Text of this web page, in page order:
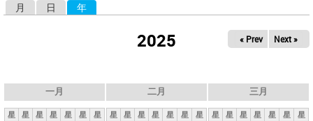
月 日 年
2025 « Prev Next »
一月
星 星 星 星 星 星
星
二月
星 星 星 星 星 星 星
三月
星 星 星 星 星 星 星